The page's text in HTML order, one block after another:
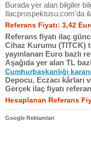
Burada yer alan bilgiler
Ilacprospektusu.com'da
Referans Fiyatı: 3,42
Referans fiyatı ilaç
Cihaz Kurumu (TITCK)
yayınlanan Euro bazlı
Aşağıda yer alan TL
Cumhurbaşkanlığı
Depocu, Eczacı kârları
Gerçek ilaç fiyatı
Hesaplanan Referans
Google Reklamları